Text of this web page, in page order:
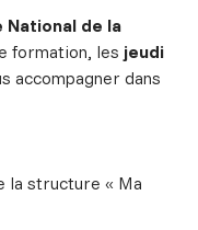
National de la
formation, les jeudi
accompagner dans
la structure « Ma